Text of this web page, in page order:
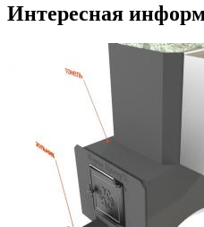
Интересная